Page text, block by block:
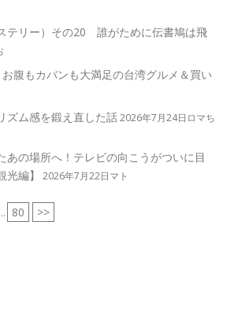
テリー）その20 誰がために伝書鳩は飛
腹もカバンも大満足の台湾グルメ＆買い
ズム感を鍛え直した話2026年7月24日ロマち
あの場所へ！テレビの向こうがついに目
編】
2026年7月22日マト
... 80 >>